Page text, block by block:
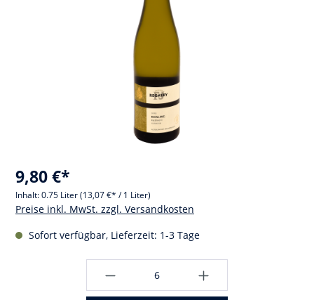
9,80 €*
Inhalt:0.75 Liter(13,07 €* / 1 Liter)
Preise inkl. MwSt. zzgl. Versandkosten
Sofort verfügbar, Lieferzeit: 1-3 Tage